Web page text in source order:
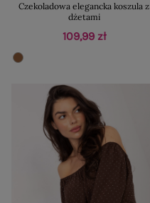
Czekoladowa elegancka koszula z
dżetami
109,99 zł